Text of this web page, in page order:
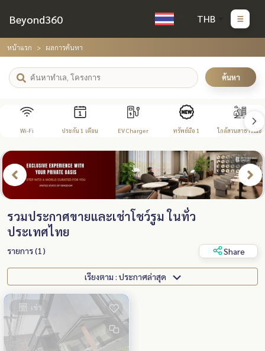
Beyond360 THB
หน้าแรก ผลการค้นหา
ค้นหา
Wi-Fi ประกัน 1 เดือน EV Charger ทรัพย์มือ 1 ใกล้สวนสาธารณะ
รวมประกาศขายและเช่าโชว์รูม ในทั่ว
ประเทศไทย
รายการ (1) Share
เรียงตาม : ประกาศล่าสุด
เช่า